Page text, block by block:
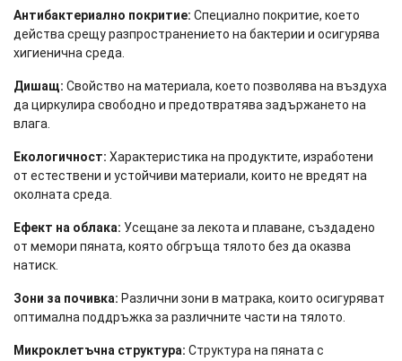
Антибактериално покритие: Специално покритие, което
действа срещу разпространението на бактерии и осигурява
хигиенична среда.
Дишащ: Свойство на материала, което позволява на въздуха
да циркулира свободно и предотвратява задържането на
влага.
Екологичност: Характеристика на продуктите, изработени
от естествени и устойчиви материали, които не вредят на
околната среда.
Ефект на облака: Усещане за лекота и плаване, създадено
от мемори пяната, която обгръща тялото без да оказва
натиск.
Зони за почивка: Различни зони в матрака, които осигуряват
оптимална поддръжка за различните части на тялото.
Микроклетъчна структура: Структура на пяната с